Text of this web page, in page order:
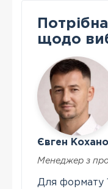
щодо
Євген
Менеджер з
Для формату